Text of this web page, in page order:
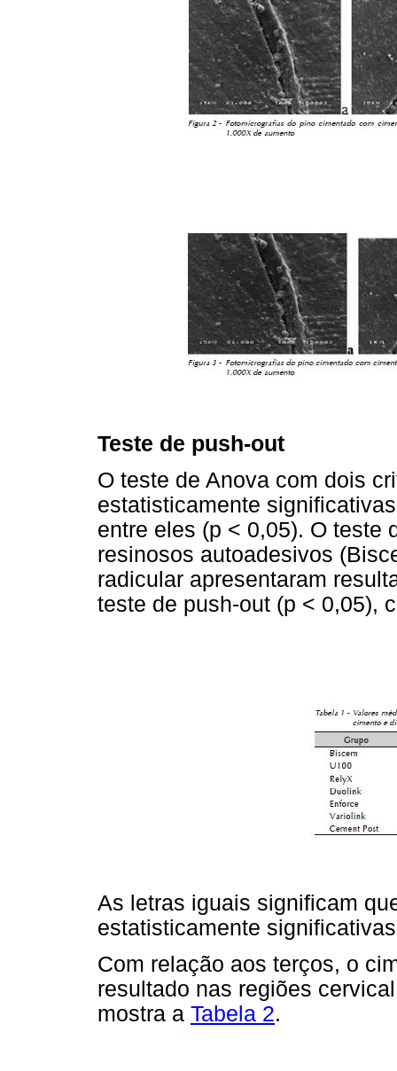
Teste de push-out
O teste de Anova com dois
estatisticamente
entre eles (p < 0,05). O teste
resinosos autoadesivos
radicular apresentaram
teste de push-out (p < 0,05),
As letras iguais significam
estatisticamente
Com relação aos terços, o
resultado nas regiões
mostra a Tabela 2.